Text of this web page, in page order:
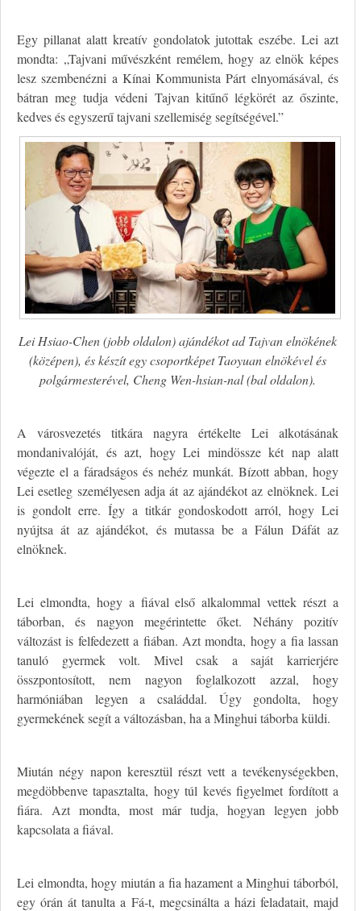
Egy pillanat alatt kreatív gondolatok jutottak eszébe. Lei azt
mondta: „Tajvani művészként remélem, hogy az elnök képes
lesz szembenézni a Kínai Kommunista Párt elnyomásával, és
bátran meg tudja védeni Tajvan kitűnő légkörét az őszinte,
kedves és egyszerű tajvani szellemiség segítségével.”
Lei Hsiao-Chen (jobb oldalon) ajándékot ad Tajvan elnökének
(középen), és készít egy csoportképet Taoyuan elnökével és
polgármesterével, Cheng Wen-hsian-nal (bal oldalon).
A városvezetés titkára nagyra értékelte Lei alkotásának
mondanivalóját, és azt, hogy Lei mindössze két nap alatt
végezte el a fáradságos és nehéz munkát. Bízott abban, hogy
Lei esetleg személyesen adja át az ajándékot az elnöknek. Lei
is gondolt erre. Így a titkár gondoskodott arról, hogy Lei
nyújtsa át az ajándékot, és mutassa be a Fálun Dáfát az
elnöknek.
Lei elmondta, hogy a fiával első alkalommal vettek részt a
táborban, és nagyon megérintette őket. Néhány pozitív
változást is felfedezett a fiában. Azt mondta, hogy a fia lassan
tanuló gyermek volt. Mivel csak a saját karrierjére
összpontosított, nem nagyon foglalkozott azzal, hogy
harmóniában legyen a családdal. Úgy gondolta, hogy
gyermekének segít a változásban, ha a Minghui táborba küldi.
Miután négy napon keresztül részt vett a tevékenységekben,
megdöbbenve tapasztalta, hogy túl kevés figyelmet fordított a
fiára. Azt mondta, most már tudja, hogyan legyen jobb
kapcsolata a fiával.
Lei elmondta, hogy miután a fia hazament a Minghui táborból,
egy órán át tanulta a Fá-t, megcsinálta a házi feladatait, majd